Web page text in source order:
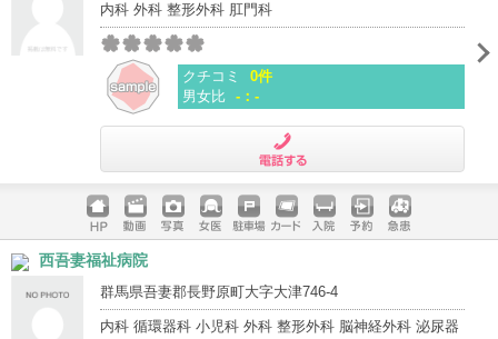
内科 外科 整形外科 肛門科
クチコミ
0件
男女比 -：-
ホームペ
ージ
動画 写真 女医 駐車場
クレジッ
入院 予約 急患
西吾妻福祉病院
群馬県吾妻郡長野原町大字大津746-4
内科 循環器科 小児科 外科 整形外科 脳神経外科 泌尿器